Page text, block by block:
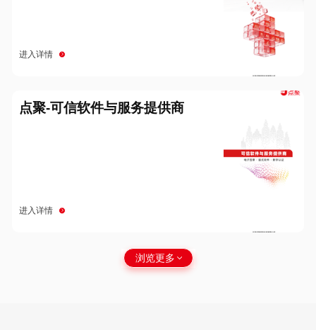
进入详情
点聚-可信软件与服务提供商
进入详情
浏览更多